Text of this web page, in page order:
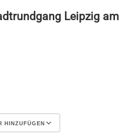
Leipzig am
HINZUFÜGEN